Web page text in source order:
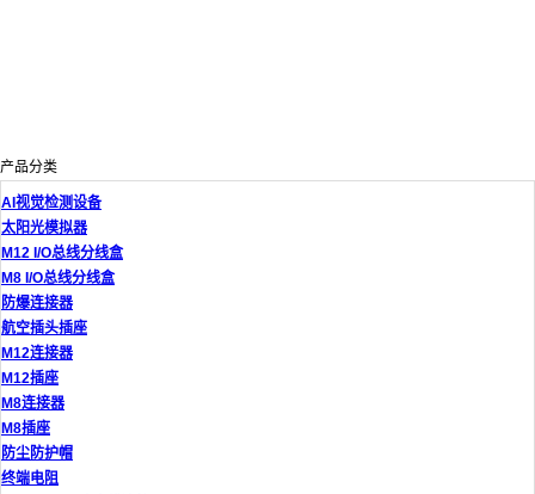
产品分类
AI视觉检测设备
太阳光模拟器
M12 I/O总线分线盒
M8 I/O总线分线盒
防爆连接器
航空插头插座
M12连接器
M12插座
M8连接器
M8插座
防尘防护帽
终端电阻